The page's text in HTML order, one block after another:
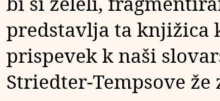
predstavlja ta knjižica
prispevek k naši
Striedter-Tempsove že